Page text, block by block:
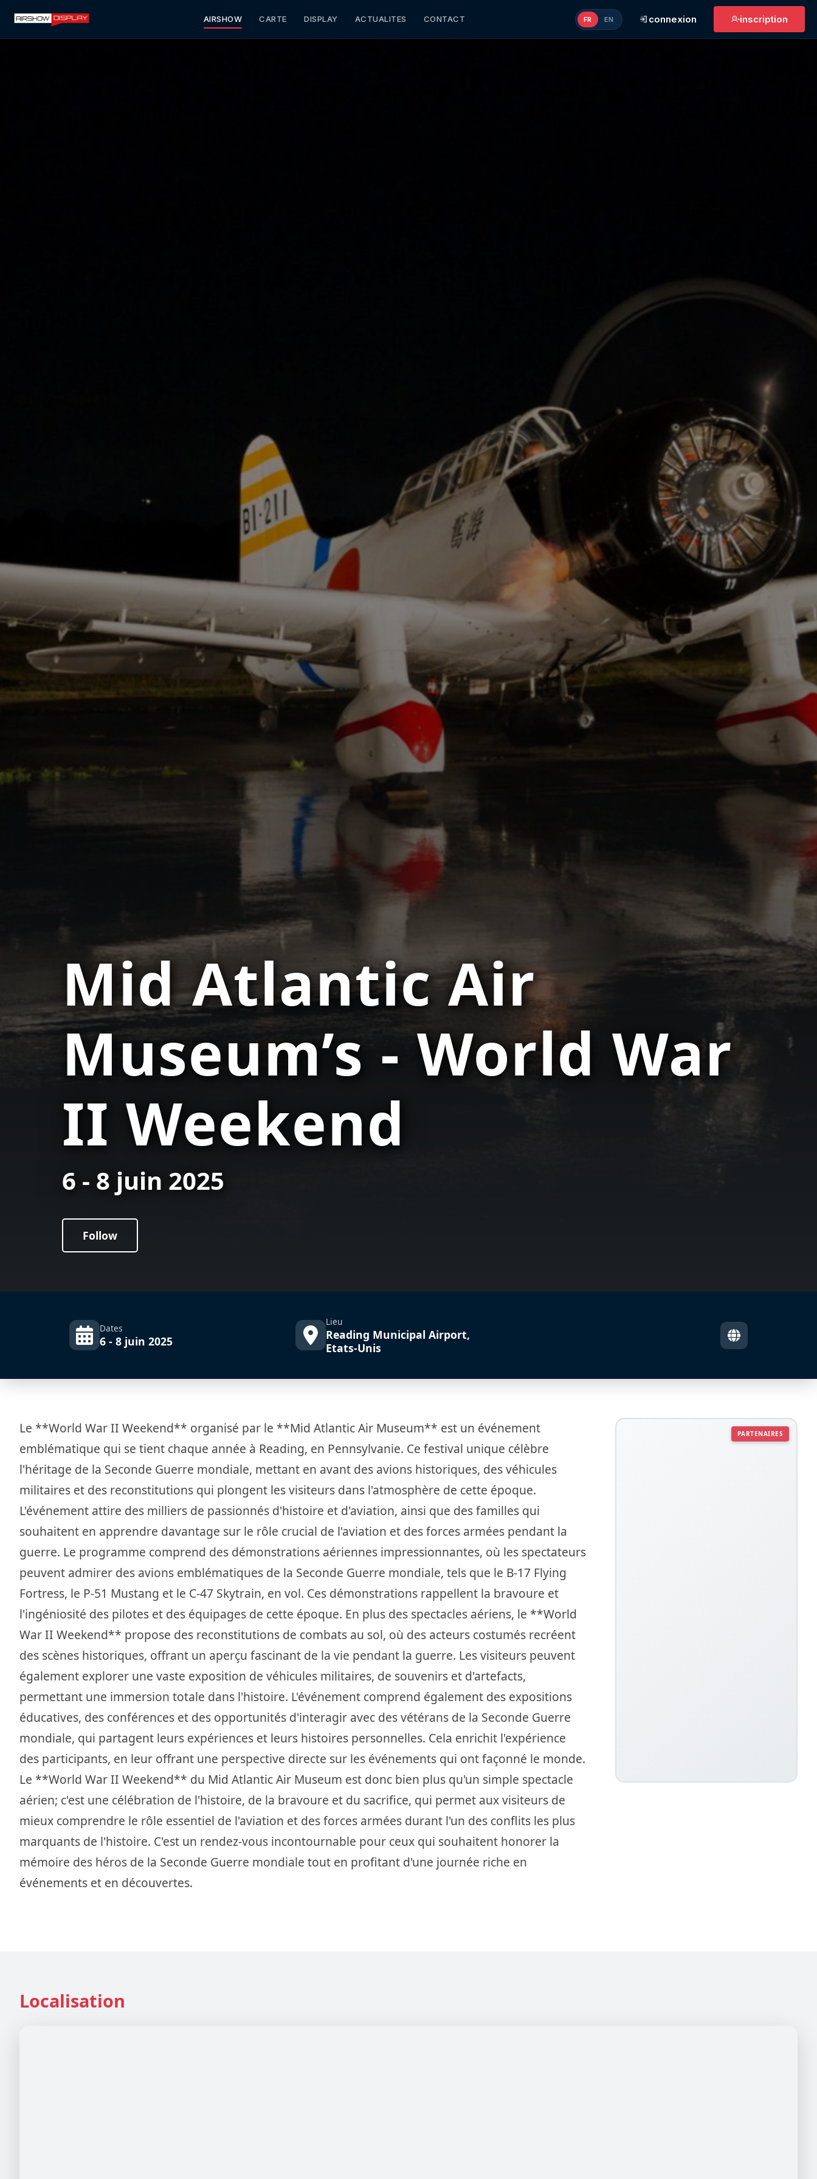
AIRSHOW CARTE DISPLAY ACTUALITES CONTACT FR EN connexion inscription
Mid Atlantic Air
Museum’s - World War
II Weekend
6 - 8 juin 2025
Follow
Dates
6 - 8 juin 2025
Lieu
Reading Municipal Airport,
Etats-Unis
Le **World War II Weekend** organisé par le **Mid Atlantic Air Museum** est un événement
emblématique qui se tient chaque année à Reading, en Pennsylvanie. Ce festival unique célèbre
l'héritage de la Seconde Guerre mondiale, mettant en avant des avions historiques, des véhicules
militaires et des reconstitutions qui plongent les visiteurs dans l'atmosphère de cette époque.
L'événement attire des milliers de passionnés d'histoire et d'aviation, ainsi que des familles qui
souhaitent en apprendre davantage sur le rôle crucial de l'aviation et des forces armées pendant la
guerre. Le programme comprend des démonstrations aériennes impressionnantes, où les spectateurs
peuvent admirer des avions emblématiques de la Seconde Guerre mondiale, tels que le B-17 Flying
Fortress, le P-51 Mustang et le C-47 Skytrain, en vol. Ces démonstrations rappellent la bravoure et
l'ingéniosité des pilotes et des équipages de cette époque. En plus des spectacles aériens, le **World
War II Weekend** propose des reconstitutions de combats au sol, où des acteurs costumés recréent
des scènes historiques, offrant un aperçu fascinant de la vie pendant la guerre. Les visiteurs peuvent
également explorer une vaste exposition de véhicules militaires, de souvenirs et d'artefacts,
permettant une immersion totale dans l'histoire. L'événement comprend également des expositions
éducatives, des conférences et des opportunités d'interagir avec des vétérans de la Seconde Guerre
mondiale, qui partagent leurs expériences et leurs histoires personnelles. Cela enrichit l'expérience
des participants, en leur offrant une perspective directe sur les événements qui ont façonné le monde.
Le **World War II Weekend** du Mid Atlantic Air Museum est donc bien plus qu'un simple spectacle
aérien; c'est une célébration de l'histoire, de la bravoure et du sacrifice, qui permet aux visiteurs de
mieux comprendre le rôle essentiel de l'aviation et des forces armées durant l'un des conflits les plus
marquants de l'histoire. C'est un rendez-vous incontournable pour ceux qui souhaitent honorer la
mémoire des héros de la Seconde Guerre mondiale tout en profitant d'une journée riche en
événements et en découvertes.
PARTENAIRES
Localisation